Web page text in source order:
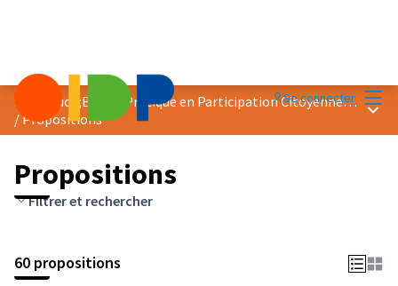
Se connecter
Prix &quot;Bonne Pratique en Participation Citoyenne&quot; 2018
/Propositions
Propositions
Filtrer et rechercher
60 propositions